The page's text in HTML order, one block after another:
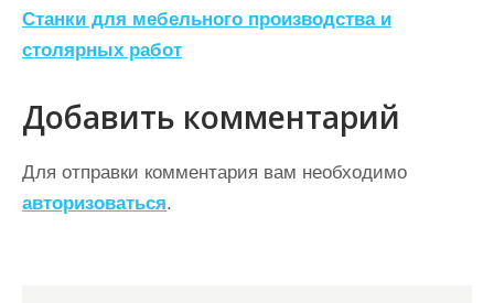
в
и
г
а
ц
и
Станки для мебельного производства и
столярных работ
Добавить комментарий
Для отправки комментария вам необходимо
авторизоваться.